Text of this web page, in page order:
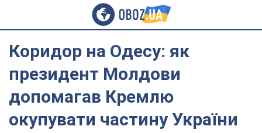
Коридор на Одесу: як
президент Молдови
допомагав Кремлю
окупувати частину України